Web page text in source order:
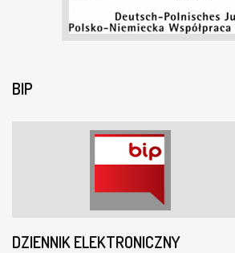
BIP
DZIENNIK ELEKTRONICZNY